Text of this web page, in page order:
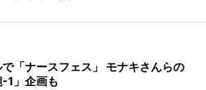
「ナースフェス」 モナキさんらの
1」企画も